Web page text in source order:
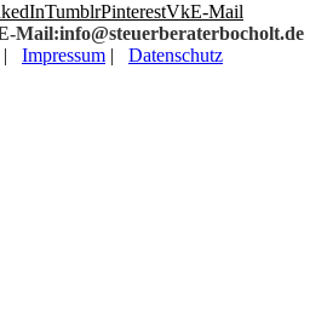
TumblrPinterestVkE-Mail
Mail:info@steuerberaterbocholt.de
| Impressum | Datenschutz